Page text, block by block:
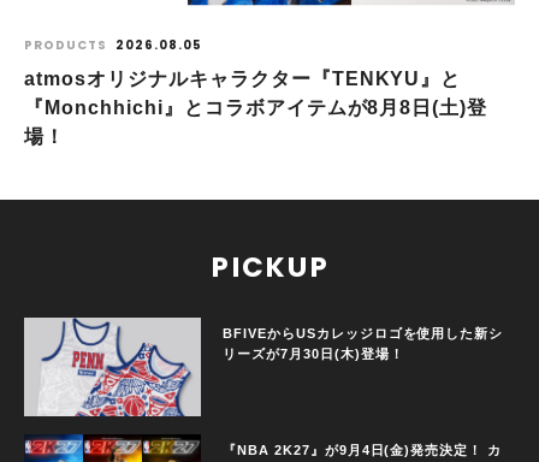
PRODUCTS 2026.08.05
atmosオリジナルキャラクター『TENKYU』と
『Monchhichi』とコラボアイテムが8月8日(土)登
場！
PICKUP
BFIVEからUSカレッジロゴを使用した新シ
リーズが7月30日(木)登場！
『NBA 2K27』が9月4日(金)発売決定！ カ